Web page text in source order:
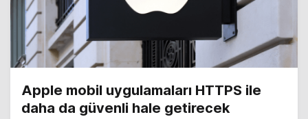
Apple mobil uygulamaları HTTPS ile
daha da güvenli hale getirecek